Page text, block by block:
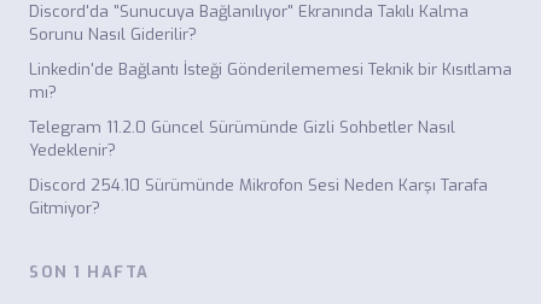
Discord'da "Sunucuya Bağlanılıyor" Ekranında Takılı Kalma
Sorunu Nasıl Giderilir?
Linkedin'de Bağlantı İsteği Gönderilememesi Teknik bir Kısıtlama
mı?
Telegram 11.2.0 Güncel Sürümünde Gizli Sohbetler Nasıl
Yedeklenir?
Discord 254.10 Sürümünde Mikrofon Sesi Neden Karşı Tarafa
Gitmiyor?
SON 1 HAFTA